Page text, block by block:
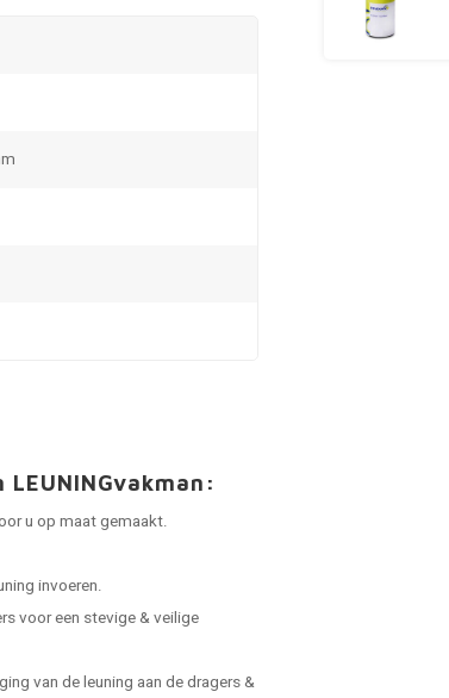
u op maat gemaakt.
invoeren.
voor een stevige & veilige
van de leuning aan de dragers &